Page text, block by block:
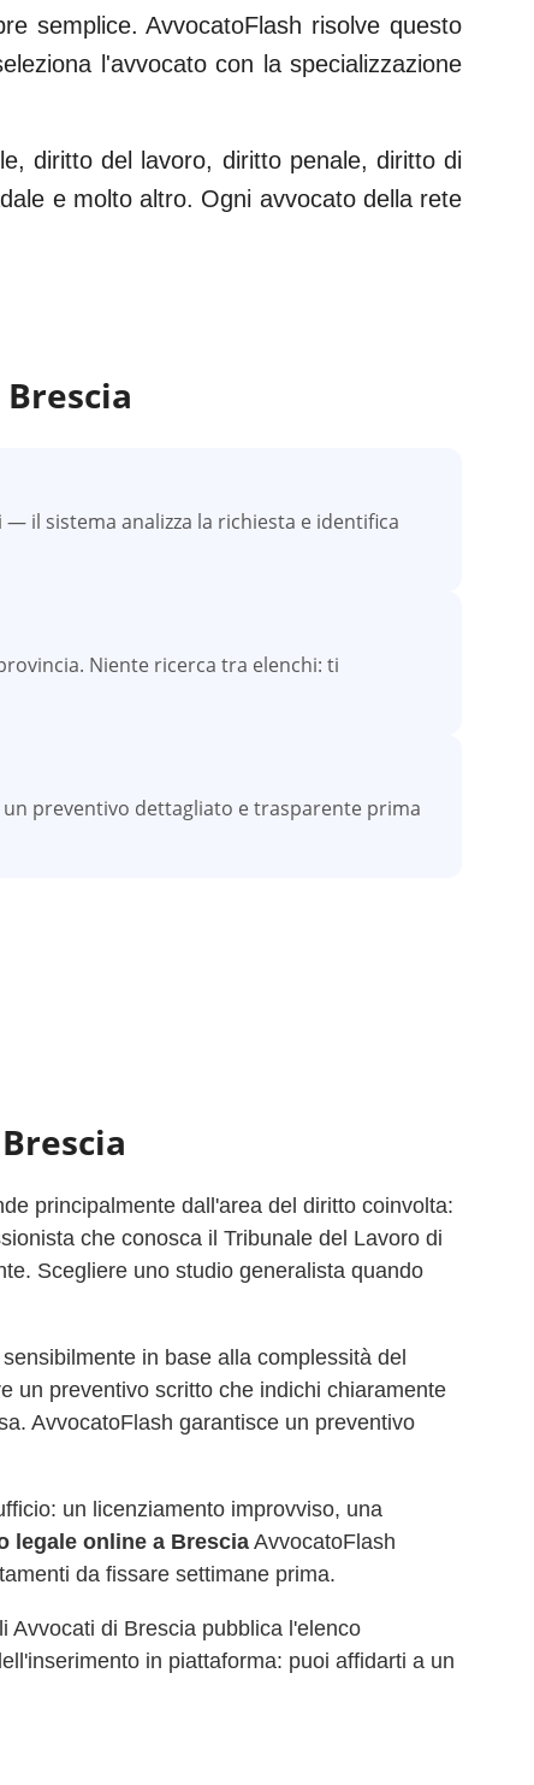
semplice. AvvocatoFlash risolve questo
l'avvocato con la specializzazione
diritto del lavoro, diritto penale, diritto di
e molto altro. Ogni avvocato della rete
Brescia
il sistema analizza la richiesta e identifica
Niente ricerca tra elenchi: ti
preventivo dettagliato e trasparente prima
Brescia
principalmente dall'area del diritto coinvolta:
che conosca il Tribunale del Lavoro di
Scegliere uno studio generalista quando
in base alla complessità del
un preventivo scritto che indichi chiaramente
AvvocatoFlash garantisce un preventivo
un licenziamento improvviso, una
legale online a Brescia AvvocatoFlash
da fissare settimane prima.
Avvocati di Brescia pubblica l'elenco
in piattaforma: puoi affidarti a un